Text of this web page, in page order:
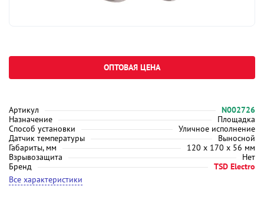
Артикул
N002726
Назначение
Площадка
Способ установки
Уличное исполнение
Датчик температуры
Выносной
Габариты, мм
120 х 170 х 56 мм
Взрывозащита
Нет
Бренд
TSD Electro
Все характеристики
ОПТОВАЯ ЦЕНА